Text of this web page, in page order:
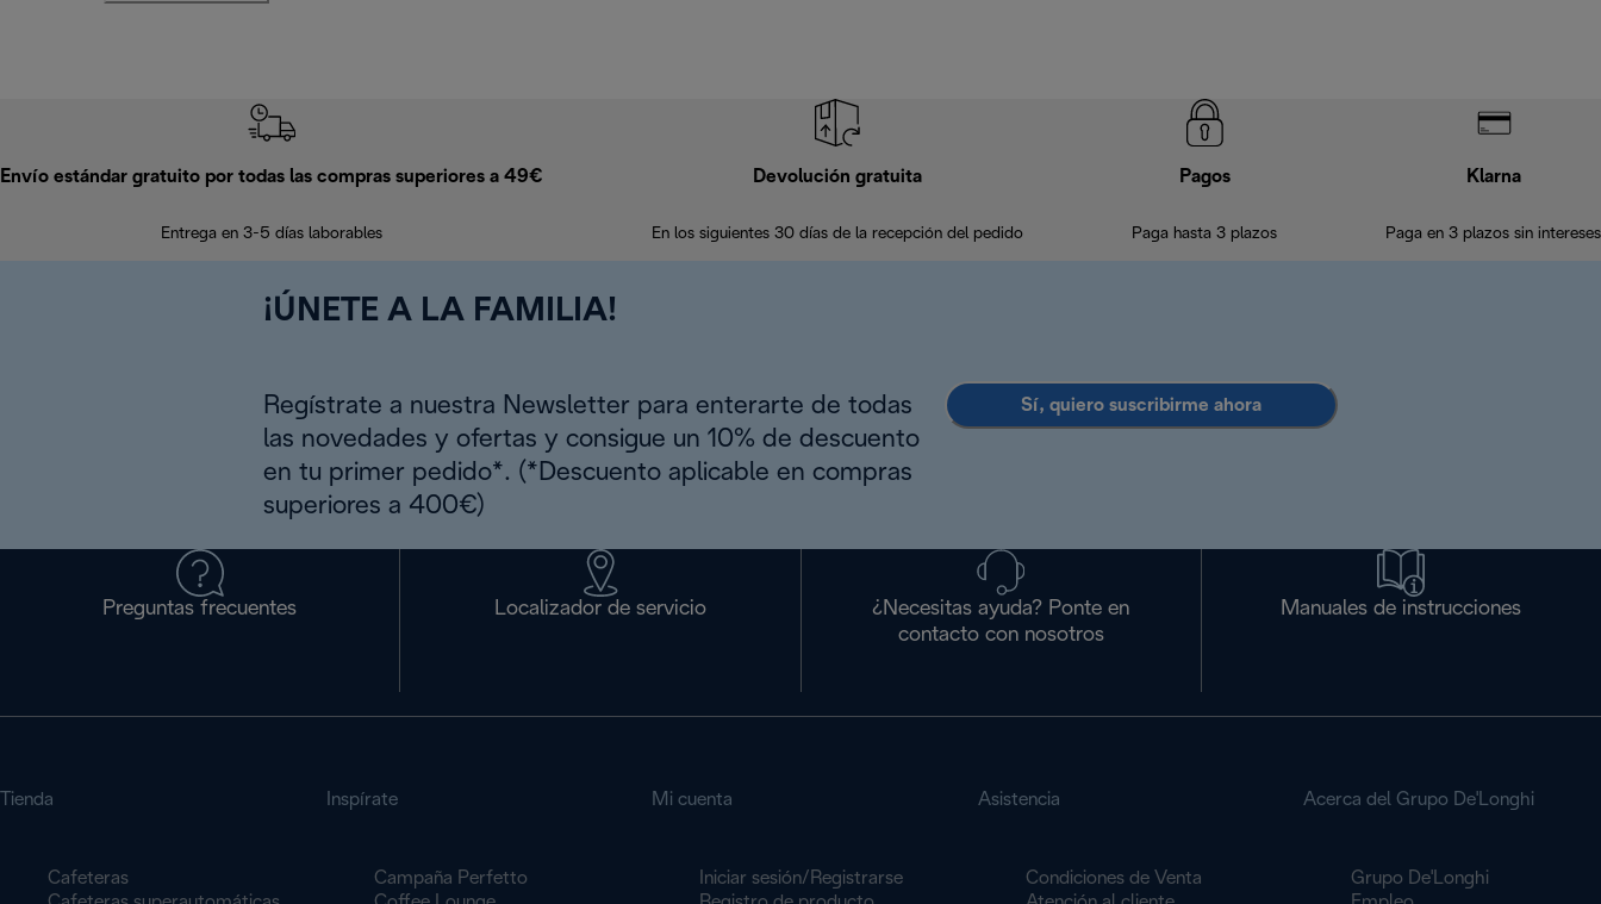
Envío estándar gratuito por todas las compras superiores a 49€
Entrega en 3-5 días laborables
Devolución gratuita
En los siguientes 30 días de la recepción del pedido
Pagos
Paga hasta 3 plazos
Klarna
Paga en 3 plazos sin intereses
¡ÚNETE A LA FAMILIA!
Regístrate a nuestra Newsletter para enterarte de todas
las novedades y ofertas y consigue un 10% de descuento
en tu primer pedido*. (*Descuento aplicable en compras
superiores a 400€)
Sí, quiero suscribirme ahora
Preguntas frecuentes Localizador de servicio
¿Necesitas ayuda? Ponte en
contacto con nosotros
Manuales de instrucciones
Tienda
Cafeteras
Inspírate
Campaña Perfetto
Mi cuenta
Iniciar sesión/Registrarse
Asistencia
Condiciones de Venta
Acerca del Grupo De'Longhi
Grupo De'Longhi